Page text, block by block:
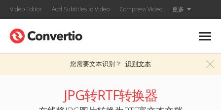
Video Editor Add Subtitles to Video Compress Video 更多
您需要文本识别？ 识别文本
JPG转RTF转换器